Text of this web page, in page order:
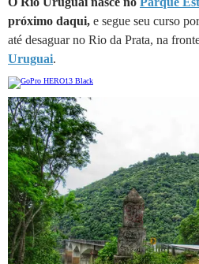
próximo daqui, e segue seu curso
até desaguar no Rio da Prata, na
Uruguai.